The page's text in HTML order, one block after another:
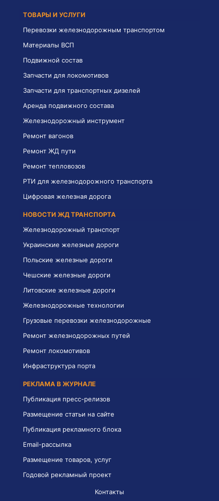
ТОВАРЫ И УСЛУГИ
Перевозки железнодорожным транспортом
Материалы ВСП
Подвижной состав
Запчасти для локомотивов
Запчасти для транспортных дизелей
Аренда подвижного состава
Железнодорожный инструмент
Ремонт вагонов
Ремонт ЖД пути
Ремонт тепловозов
РТИ для железнодорожного транспорта
Цифровая железная дорога
НОВОСТИ ЖД ТРАНСПОРТА
Железнодорожный транспорт
Украинские железные дороги
Польские железные дороги
Чешские железные дороги
Литовские железные дороги
Железнодорожные технологии
Грузовые перевозки железнодорожные
Ремонт железнодорожных путей
Ремонт локомотивов
Инфраструктура порта
РЕКЛАМА В ЖУРНАЛЕ
Публикация пресс-релизов
Размещение статьи на сайте
Публикация рекламного блока
Email-рассылка
Размещение товаров, услуг
Годовой рекламный проект
Контакты